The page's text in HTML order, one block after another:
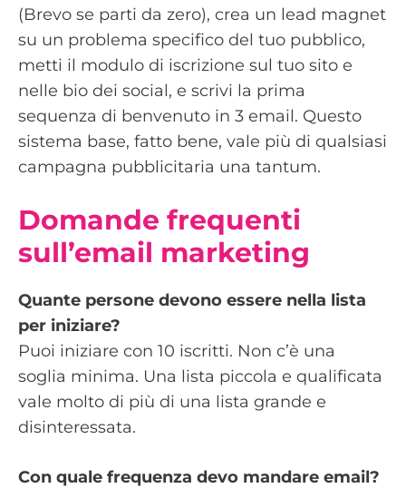
(Brevo se parti da zero), crea un lead magnet
su un problema specifico del tuo pubblico,
metti il modulo di iscrizione sul tuo sito e
nelle bio dei social, e scrivi la prima
sequenza di benvenuto in 3 email. Questo
sistema base, fatto bene, vale più di qualsiasi
campagna pubblicitaria una tantum.
Domande frequenti
sull’email marketing
Quante persone devono essere nella lista
per iniziare?
Puoi iniziare con 10 iscritti. Non c’è una
soglia minima. Una lista piccola e qualificata
vale molto di più di una lista grande e
disinteressata.
Con quale frequenza devo mandare email?